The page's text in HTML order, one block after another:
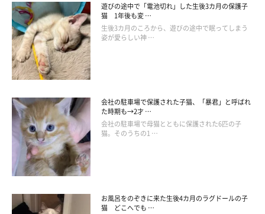
遊びの途中で「電池切れ」した生後3カ月の保護子
猫 1年後も変 …
生後3カ月のころから、遊びの途中で眠ってしまう
姿が愛らしい神 …
会社の駐車場で保護された子猫、「暴君」と呼ばれ
た時期も→2才 …
会社の駐車場で母猫とともに保護された6匹の子
猫。そのうちの1 …
お風呂をのぞきに来た生後4カ月のラグドールの子
猫 どこへでも …